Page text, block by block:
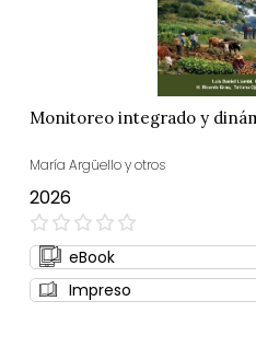
Monitoreo integrado y
María Argüello y otros
2026
0%
eBook
Impreso